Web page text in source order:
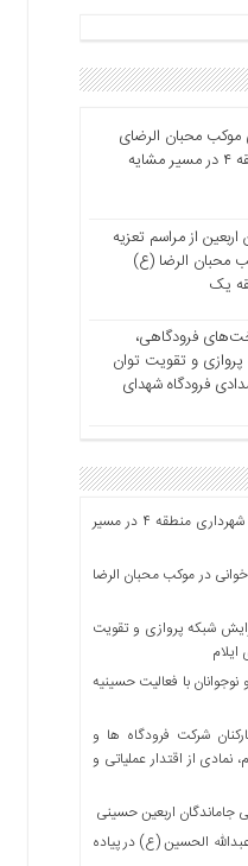
محبان الرضای
اربعین از مراسم تعزیه
محبان الرضا (ع)
یک
فرودگاهی،
و تقویت توان
فرودگاه شهدای
خدمات رسانی موکب محبان الرضای شهرداری منطقه ۴ در مسیر
خوانی در موکب محبان الرضا
شبکه پروازی و تقویت
با فعالیت حسینیه
شرکت فرودگاه ها و
از اقتدار عملیاتی و
جاماندگان اربعین حسینی
از عاشقان اباعبدالله الحسین (ع) در پیاده